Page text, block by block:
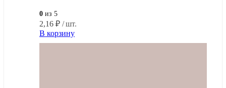
0 из 5
2,16 ₽ / шт.
В корзину